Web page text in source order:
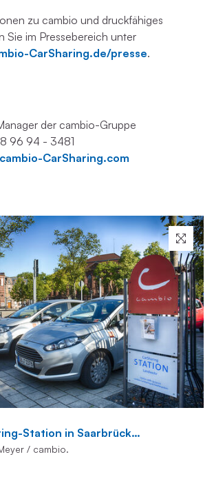
zu cambio und druckfähiges
Sie im Pressebereich unter
CarSharing.de/presse.
der cambio-Gruppe
96 94 - 3481
CarSharing.com
Station in Saarbrücken
/ cambio.